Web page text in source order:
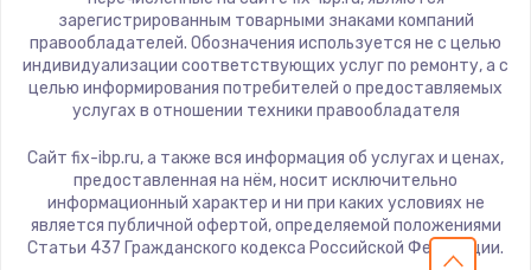
зарегистрированным товарными знаками компаний
правообладателей. Обозначения используется не с целью
индивидуализации соответствующих услуг по ремонту, а с
целью информирования потребителей о предоставляемых
услугах в отношении техники правообладателя
Сайт fix-ibp.ru, а также вся информация об услугах и ценах,
предоставленная на нём, носит исключительно
информационный характер и ни при каких условиях не
является публичной офертой, определяемой положениями
Статьи 437 Гражданского кодекса Российской Федерации.